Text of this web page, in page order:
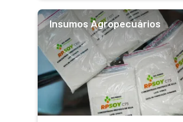
Insumos Agropecuários